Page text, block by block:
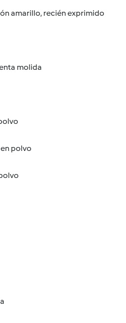
amarillo, recién exprimido
molida
polvo